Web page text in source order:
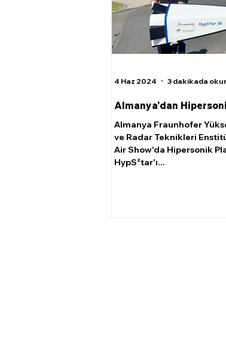
Almanya'dan
Almanya Fraunhofer
ve Radar Teknikleri
Air Show'da Hipersonik
HypS²tar'ı...
4 Haz 2024 3 dakikada